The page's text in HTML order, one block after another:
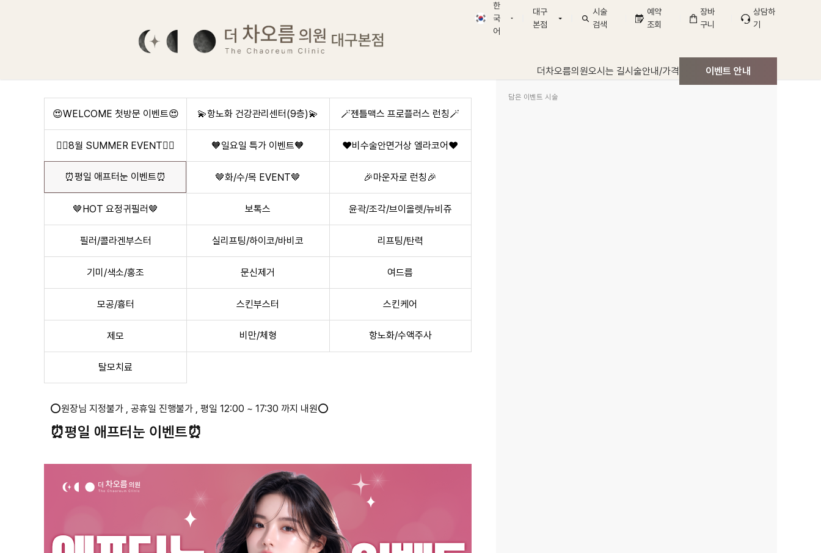
한
국
어
繁體字
Tiếng Việt
대구
본점
대구본점
시술
검색
예약
조회
장바
구니
상담하
기
더차오름의원오시는 길시술안내/가격 이벤트 안내
😍WELCOME 첫방문 이벤트😍 💫항노화 건강관리센터(9층)💫 🪄젠틀맥스 프로플러스 런칭🪄
🏊‍♂️8월 SUMMER EVENT🏊‍♂️ 🧡일요일 특가 이벤트🧡 ❤️비수술안면거상 엘라코어❤️
⏰평일 애프터눈 이벤트⏰ 🤎화/수/목 EVENT🤎 🎉마운자로 런칭🎉
🤎HOT 요정귀필러🤎 보톡스 윤곽/조각/브이올렛/뉴비쥬
필러/콜라겐부스터 실리프팅/하이코/바비코 리프팅/탄력
기미/색소/홍조 문신제거 여드름
모공/흉터 스킨부스터 스킨케어
제모 비만/체형 항노화/수액주사
탈모치료
⭕원장님 지정불가 , 공휴일 진행불가 , 평일 12:00 ~ 17:30 까지 내원⭕
⏰평일 애프터눈 이벤트⏰
담은 이벤트 시술